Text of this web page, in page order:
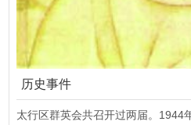
历史事件
太行区群英会共召开过两届。1944